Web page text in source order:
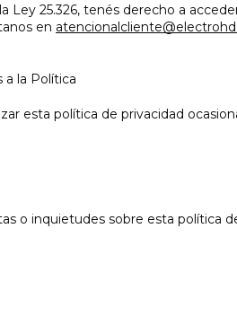
Ley 25.326, tenés derecho a
en
a la Política
esta política de privacidad
o inquietudes sobre esta política